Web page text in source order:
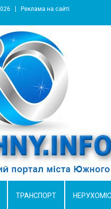
Реклама на сайті
портал города Южный
ТРАНСПОРТ